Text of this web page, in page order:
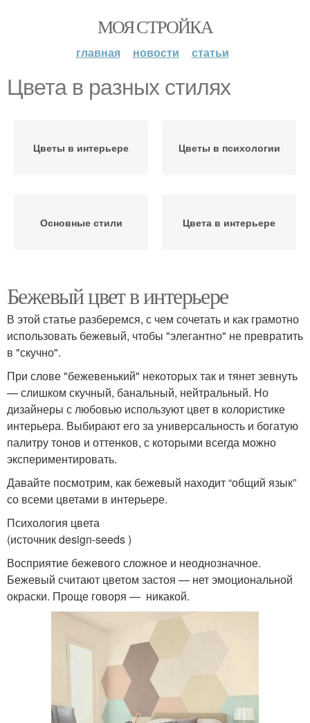
МОЯ СТРОЙКА
главная новости статьи
Цвета в разных стилях
Цветы в интерьере Цветы в психологии
Основные стили Цвета в интерьере
Бежевый цвет в интерьере
В этой статье разберемся, с чем сочетать и как грамотно
использовать бежевый, чтобы "элегантно" не превратить
в "скучно".
При слове "бежевенький" некоторых так и тянет зевнуть
— слишком скучный, банальный, нейтральный. Но
дизайнеры с любовью используют цвет в колористике
интерьера. Выбирают его за универсальность и богатую
палитру тонов и оттенков, с которыми всегда можно
экспериментировать.
Давайте посмотрим, как бежевый находит “общий язык”
со всеми цветами в интерьере.
Психология цвета
(источник design-seeds )
Восприятие бежевого сложное и неоднозначное.
Бежевый считают цветом застоя — нет эмоциональной
окраски. Проще говоря — никакой.